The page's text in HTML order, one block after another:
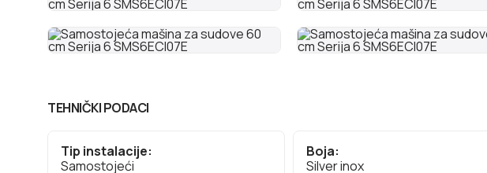
TEHNIČKI PODACI
Tip instalacije:
Samostojeći
Boja:
Silver inox